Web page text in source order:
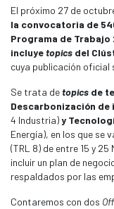
El próximo 27 de
la convocatoria de
Programa de
incluyetopics del
cuya publicación oficial
Se trata detopics de
Descarbonización
4 Industria)y
Energía), en los que se
(TRL 8) de entre 15 y 25
incluir un plan de
respaldados por las
Contaremos con dos